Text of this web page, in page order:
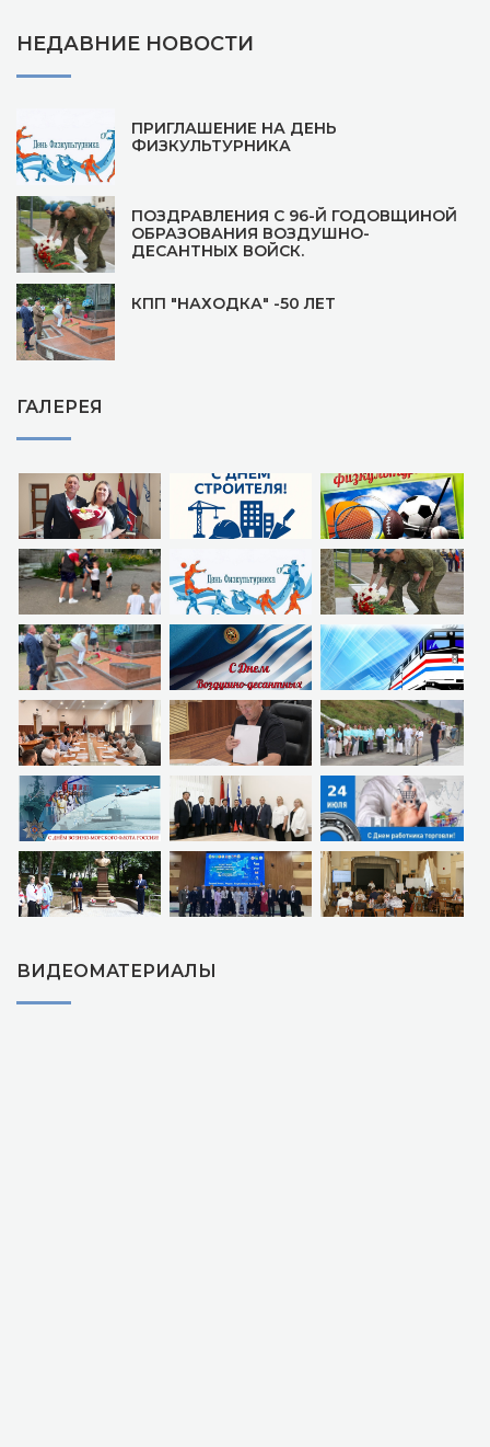
НЕДАВНИЕ НОВОСТИ
ПРИГЛАШЕНИЕ НА ДЕНЬ
ФИЗКУЛЬТУРНИКА
ПОЗДРАВЛЕНИЯ С 96-Й ГОДОВЩИНОЙ
ОБРАЗОВАНИЯ ВОЗДУШНО-
ДЕСАНТНЫХ ВОЙСК.
КПП "НАХОДКА" -50 ЛЕТ
ГАЛЕРЕЯ
ВИДЕОМАТЕРИАЛЫ